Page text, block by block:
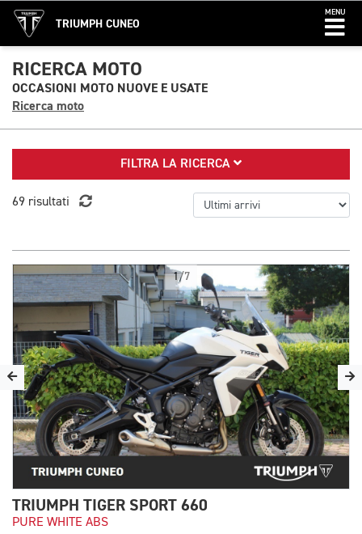
TRIUMPH CUNEO
MENU
RICERCA MOTO
OCCASIONI MOTO NUOVE E USATE
Ricerca moto
FILTRA LA RICERCA
69 risultati
1/7
TRIUMPH TIGER SPORT 660
PURE WHITE ABS